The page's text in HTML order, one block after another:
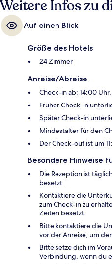
Weitere Infos zu
Auf einen Blick
Größe des Hotels
24 Zimmer
Anreise/Abreise
Check-in ab: 14:00
Früher Check-in
Später Check-in
Mindestalter für den
Der Check-out ist um
Besondere Hinweise
Die Rezeption ist
besetzt.
Kontaktiere die
zum Check-in zu
Zeiten besetzt.
Bitte kontaktiere die
vor der Anreise, um
Bitte setze dich im
Verbindung, wenn du